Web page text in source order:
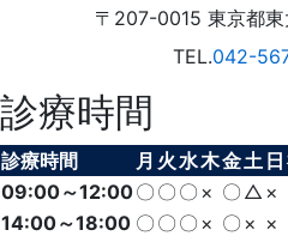
〒207-0015 東京都
TEL.042-
診療時間
診療時間 月 火 水木金土 日
09:00～12:00〇 〇 〇 × 〇 △ ×
14:00～18:00 〇 〇 〇 × 〇 × ×